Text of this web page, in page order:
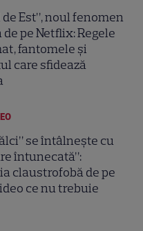
de Est”, noul fenomen
de pe Netflix: Regele
fantomele și
care sfidează
se întâlnește cu
întunecată”:
claustrofobă de pe
ce nu trebuie